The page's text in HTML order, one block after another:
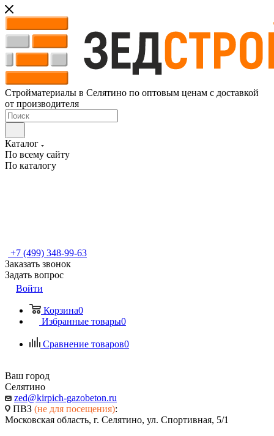
Стройматериалы в Селятино по оптовым ценам с доставкой
от производителя
Каталог
По всему сайту
По каталогу
+7 (499) 348-99-63
Заказать звонок
Задать вопрос
Войти
Корзина0
Избранные товары0
Сравнение товаров0
Ваш город
Селятино
zed@kirpich-gazobeton.ru
ПВЗ (не для посещения):
Московская область, г. Селятино, ул. Спортивная, 5/1